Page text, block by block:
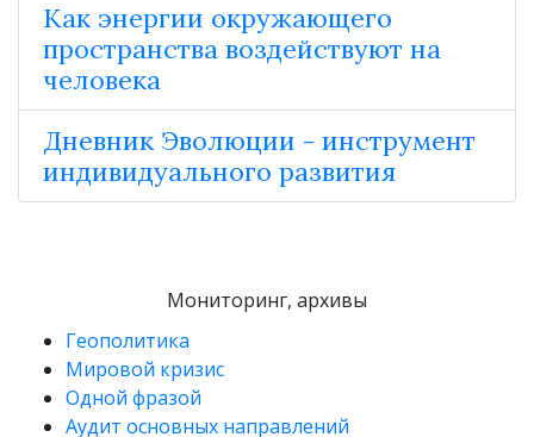
Как энергии окружающего
пространства воздействуют на
человека
Дневник Эволюции - инструмент
индивидуального развития
Мониторинг, архивы
Геополитика
Мировой кризис
Одной фразой
Аудит основных направлений